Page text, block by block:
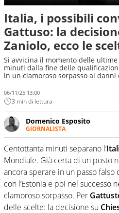
Italia, i possibili
Gattuso: la
Zaniolo, ecco le
Si avvicina il momento delle
minuti dalla fine delle
in un clamoroso sorpasso ai danni
06/11/25 13:00
3 min di lettura
Domenico Esposito
GIORNALISTA
Da vent’anni in campo e
in tutte le sue sfaccettature.
calcio e per la sfera di
serissima, guai a dirgli di no
Centottanta minuti separano l’
Mondiale. Già certa di un posto
ancora sperare in un passo falso
con l’Estonia e poi nel
clamoroso sorpasso. Per
delle scelte: la decisione su